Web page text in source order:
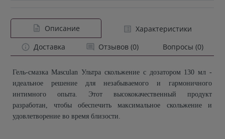
Описание
Характеристики
Доставка
Отзывов (0) Вопросы (0)
Гель-смазка Masculan Ультра скольжение с дозатором 130 мл -
идеальное решение для незабываемого и гармоничного
интимного опыта. Этот высококачественный продукт
разработан, чтобы обеспечить максимальное скольжение и
удовлетворение во время близости.